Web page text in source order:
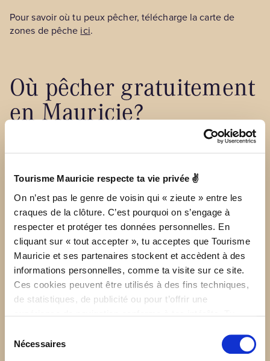
Tourisme Mauricie respecte ta vie privée ✌
On n’est pas le genre de voisin qui « zieute » entre les
craques de la clôture. C’est pourquoi on s’engage à
respecter et protéger tes données personnelles. En
cliquant sur « tout accepter », tu acceptes que Tourisme
Mauricie et ses partenaires stockent et accèdent à des
informations personnelles, comme ta visite sur ce site.
Ces cookies peuvent être utilisés à des fins techniques,
de statistiques, de publicité ou pour t’offrir une
de Politique de confidentialité.
Nécessaires
Pour savoir où tu peux pêcher, télécharge la carte de
zones de pêche ici.
Où pêcher gratuitement
en Mauricie?
La rivière Shawinigan (truite brune
et arc-en-ciel)
Il y a différents points d’accès pour lancer sa ligne à l’eau.
À Saint-Mathieu-du-Parc, tu peux lancer ta ligne près du
pont couvertet près duMont SM.
À Shawinigan, il est possible d’accéder à la rivière par le
bassin prèsclub de golf Le Laurentidesdans le secteur
Saint-Gérard-des-Laurentides, par la piste cyclable près de
passerelle des chutes Juneau
près du Collège Shawinigan